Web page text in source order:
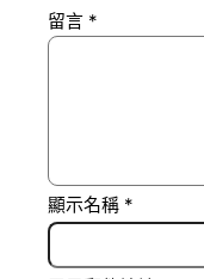
留言 *
顯示名稱 *